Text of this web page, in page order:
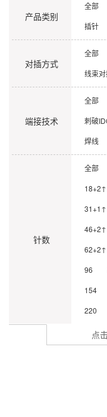
产品类别
全部
插针
对插方式
全部
线束
端接技术
全部
刺破
焊线
针数
全部
18+2↑
31+1↑
46+2↑
62+2↑
96
154
220
点